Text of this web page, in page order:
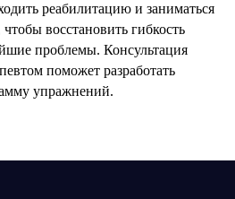
реабилитацию и заниматься
восстановить гибкость
проблемы. Консультация
поможет разработать
упражнений.